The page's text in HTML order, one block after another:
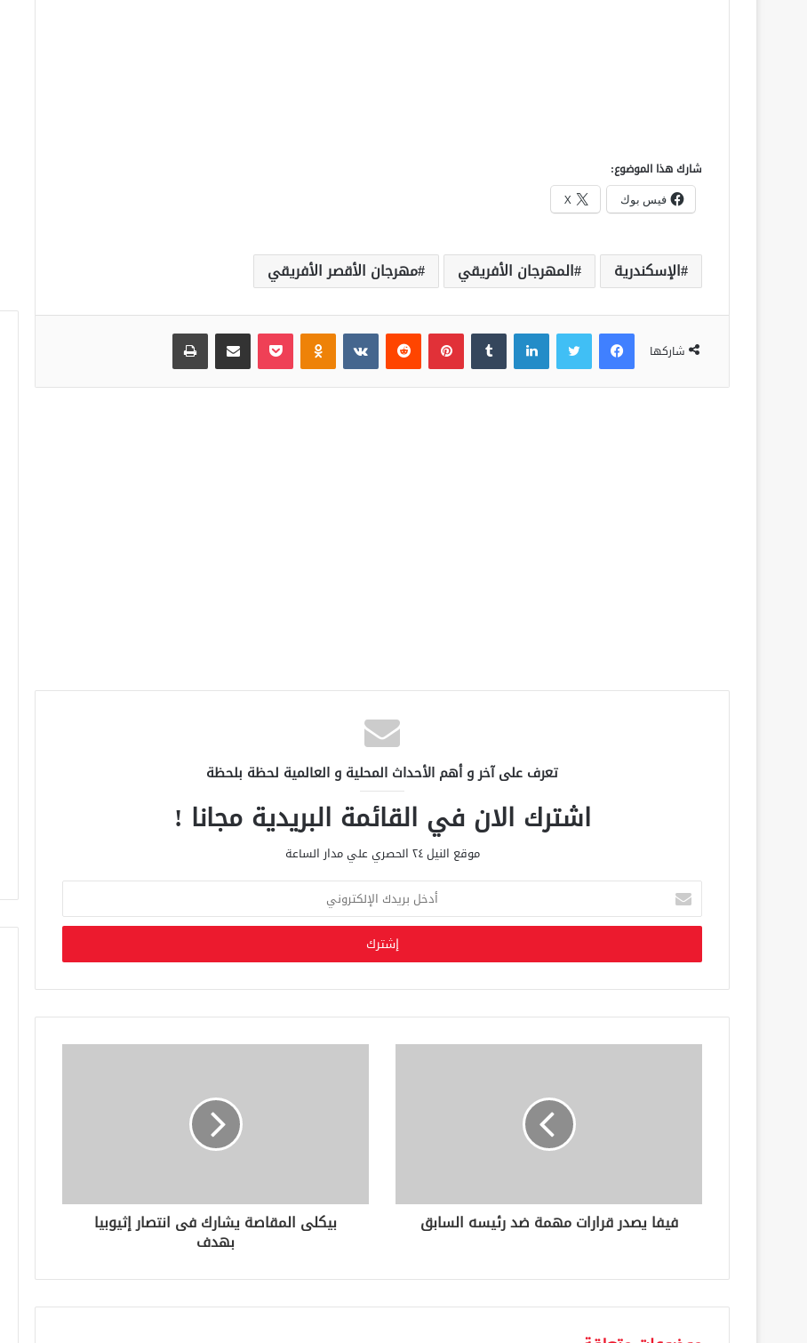
شارك هذا الموضوع:
فيس بوك X
الإسكندرية المهرجان الأفريقي مهرجان الأقصر الأفريقي
شاركها
فيسبوك لينكدإن بينتيريست بوكيت
تعرف على آخر و أهم الأحداث المحلية و العالمية لحظة بلحظة
اشترك الان في القائمة البريدية مجانا !
موقع النيل ٢٤ الحصري علي مدار الساعة
خ
ب
د
ك
ن
فيفا يصدر قرارات مهمة ضد رئيسه السابق بيكلى المقاصة يشارك فى انتصار إثيوبيا
بهدف